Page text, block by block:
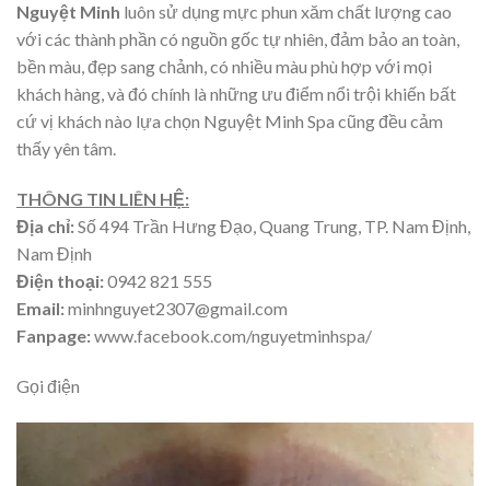
Nguyệt Minh luôn sử dụng mực phun xăm chất lượng cao
với các thành phần có nguồn gốc tự nhiên, đảm bảo an toàn,
bền màu, đẹp sang chảnh, có nhiều màu phù hợp với mọi
khách hàng, và đó chính là những ưu điểm nổi trội khiến bất
cứ vị khách nào lựa chọn Nguyệt Minh Spa cũng đều cảm
thấy yên tâm.
THÔNG TIN LIÊN HỆ:
Địa chỉ:Số 494 Trần Hưng Đạo, Quang Trung, TP. Nam Định,
Nam Định
Điện thoại:0942 821 555
Email:minhnguyet2307@gmail.com
Fanpage:www.facebook.com/nguyetminhspa/
Gọi điện